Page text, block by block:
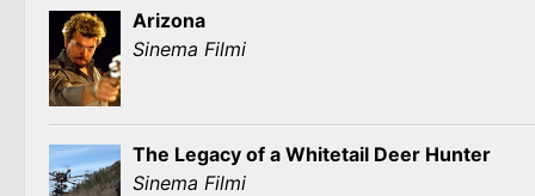
Arizona
Sinema Filmi
The Legacy of a Whitetail Deer Hunter
Sinema Filmi